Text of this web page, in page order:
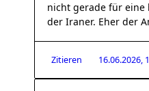
nicht gerade für eine
der Iraner. Eher der
Zitieren 16.06.2026,